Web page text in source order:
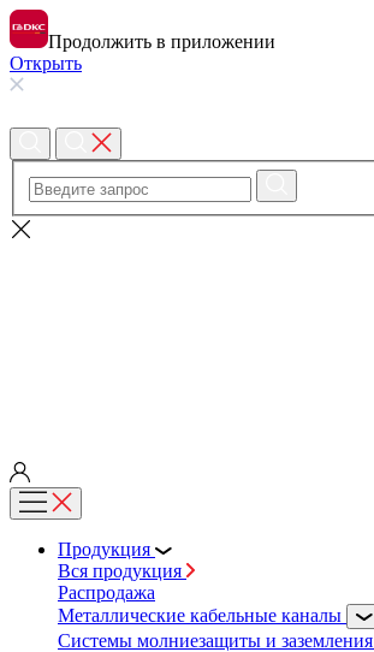
Продолжить в приложении
Открыть
Продукция
Вся продукция
Распродажа
Металлические кабельные каналы
Системы молниезащиты и заземления